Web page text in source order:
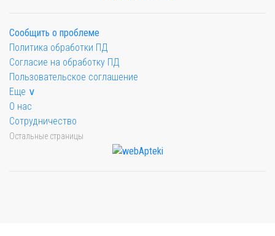
Сообщить о проблеме
Политика обработки ПД
Согласие на обработку ПД
Пользовательское соглашение
Еще ∨
О нас
Сотрудничество
Остальные страницы